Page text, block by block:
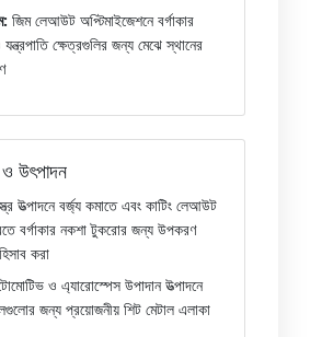
জিম লেআউট অপ্টিমাইজেশনে বর্গাকার
যন্ত্রপাতি ক্ষেত্রগুলির জন্য মেঝে স্থানের
উৎপাদন
উত্পাদনে বর্জ্য কমাতে এবং কাটিং লেআউট
বর্গাকার নকশা টুকরোর জন্য উপকরণ
করা
ও এ্যারোস্পেস উপাদান উত্পাদনে
জন্য প্রয়োজনীয় শিট মেটাল এলাকা